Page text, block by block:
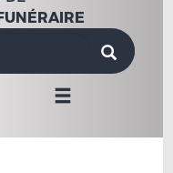
Navigation